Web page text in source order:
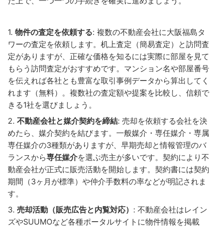
物件の査定を依頼する: 複数の不動産会社に大阪福島タ
ワーの査定を依頼します。机上査定（簡易査定）と訪問査
定がありますが、正確な価格を知るには実際に部屋を見て
もらう訪問査定がおすすめです。マンション名や部屋番号
を伝えれば各社とも豊富な取引事例データから算出してく
れます（無料）。複数社の査定額や提案を比較し、信頼で
きる1社を選びましょう。
不動産会社と媒介契約を締結: 売却を依頼する会社を決
めたら、媒介契約を結びます。一般媒介・専任媒介・専属
専任媒介の3種類がありますが、早期売却と情報管理のバ
ランスから専任媒介を選ぶ売主が多いです。契約により不
動産会社が正式に販売活動を開始します。契約書には契約
期間（3ヶ月が標準）や仲介手数料の率などが明記されま
す。
売却活動（販売広告と内覧対応） : 不動産会社はレイン
ズやSUUMOなど各種ポータルサイトに物件情報を掲載